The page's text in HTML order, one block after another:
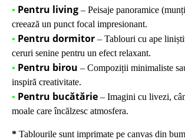
• Pentru living – Peisaje panoramice
creează un punct focal impresionant.
• Pentru dormitor – Tablouri cu ape
ceruri senine pentru un efect relaxant.
• Pentru birou – Compoziții minimaliste
inspiră creativitate.
• Pentru bucătărie – Imagini cu livezi,
moale care încălzesc atmosfera.
* Tablourile sunt imprimate pe canvas din